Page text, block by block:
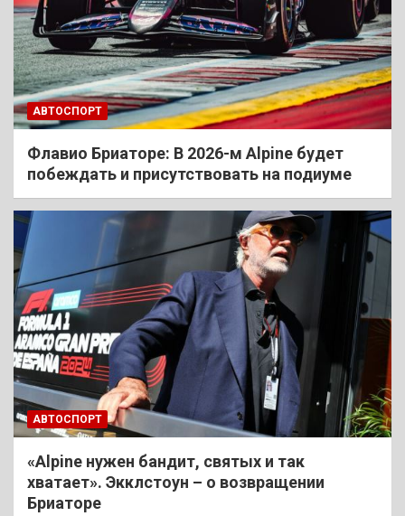
АВТОСПОРТ
Флавио Бриаторе: В 2026-м Alpine будет
побеждать и присутствовать на подиуме
АВТОСПОРТ
«Alpine нужен бандит, святых и так
хватает». Экклстоун – о возвращении
Бриаторе